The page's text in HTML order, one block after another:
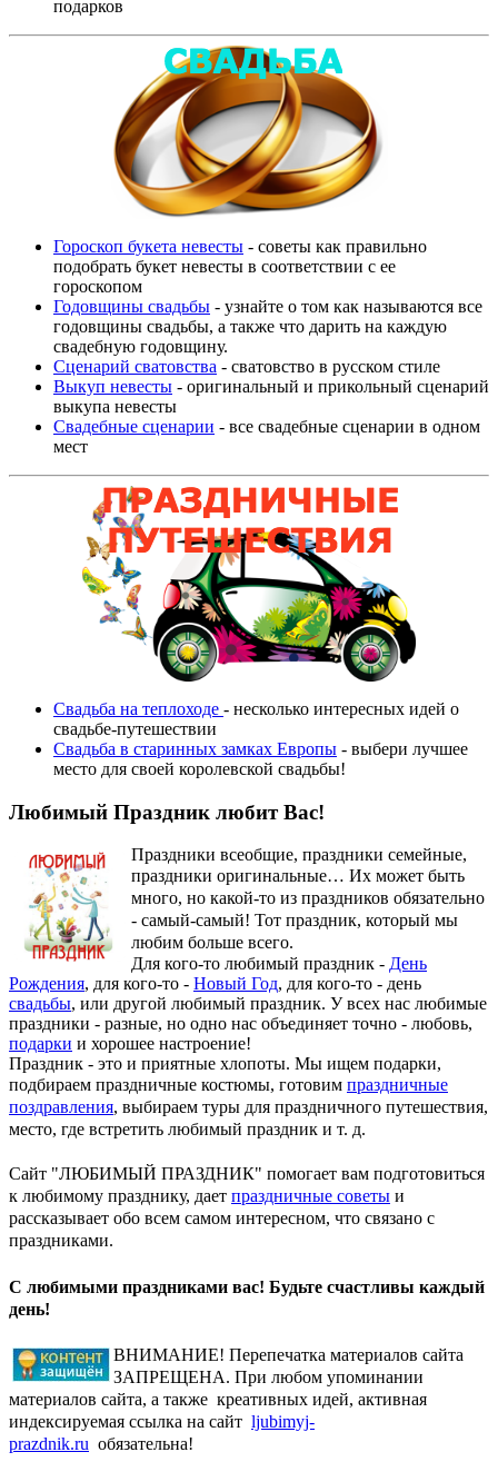
подарков
Гороскоп букета невесты - советы как правильно
подобрать букет невесты в соответствии с ее
гороскопом
Годовщины свадьбы - узнайте о том как называются все
годовщины свадьбы, а также что дарить на каждую
свадебную годовщину.
Сценарий сватовства - сватовство в русском стиле
Выкуп невесты - оригинальный и прикольный сценарий
выкупа невесты
Свадебные сценарии - все свадебные сценарии в одном
мест
Свадьба на теплоходе - несколько интересных идей о
свадьбе-путешествии
Свадьба в старинных замках Европы - выбери лучшее
место для своей королевской свадьбы!
Любимый Праздник любит Вас!
Праздники всеобщие, праздники семейные,
праздники оригинальные… Их может быть
много, но какой-то из праздников обязательно
- самый-самый! Тот праздник, который мы
любим больше всего.
Для кого-то любимый праздник - День
Рождения, для кого-то - Новый Год, для кого-то - день
свадьбы, или другой любимый праздник. У всех нас любимые
праздники - разные, но одно нас объединяет точно - любовь,
подарки и хорошее настроение!
Праздник - это и приятные хлопоты. Мы ищем подарки,
подбираем праздничные костюмы, готовим праздничные
поздравления, выбираем туры для праздничного путешествия,
место, где встретить любимый праздник и т. д.
Сайт "ЛЮБИМЫЙ ПРАЗДНИК" помогает вам подготовиться
к любимому празднику, дает праздничные советы и
рассказывает обо всем самом интересном, что связано с
праздниками.
С любимыми праздниками вас! Будьте счастливы каждый
день!
ВНИМАНИЕ! Перепечатка материалов сайта
ЗАПРЕЩЕНА. При любом упоминании
материалов сайта, а также креативных идей, активная
индексируемая ссылка на сайт ljubimyj-
prazdnik.ru обязательна!